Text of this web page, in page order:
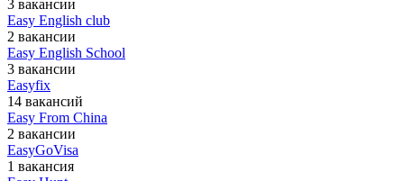
3 вакансии
Easy English club
2 вакансии
Easy English School
3 вакансии
Easyfix
14 вакансий
Easy From China
2 вакансии
EasyGoVisa
1 вакансия